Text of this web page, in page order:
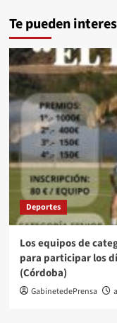
Te pueden
Deportes
Los equipos de
para participar los
(Córdoba)
GabinetedePrensa